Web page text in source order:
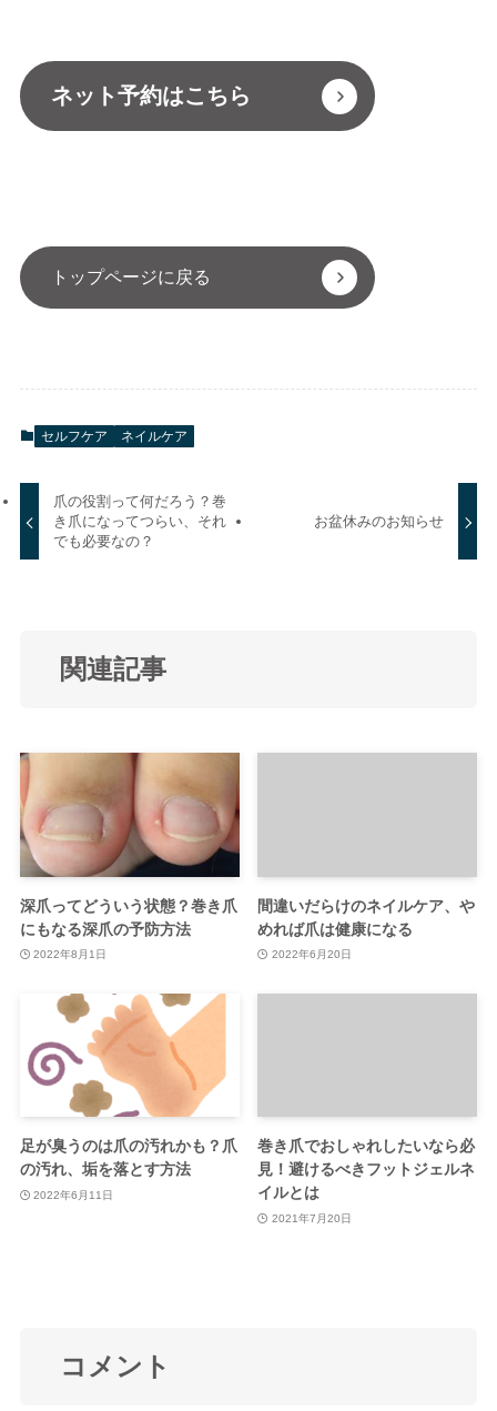
ネット予約はこちら
トップページに戻る
セルフケア ネイルケア
爪の役割って何だろう？巻
き爪になってつらい、それ
でも必要なの？
お盆休みのお知らせ
関連記事
深爪ってどういう状態？巻き爪
にもなる深爪の予防方法
2022年8月1日
間違いだらけのネイルケア、や
めれば爪は健康になる
2022年6月20日
足が臭うのは爪の汚れかも？爪
の汚れ、垢を落とす方法
2022年6月11日
巻き爪でおしゃれしたいなら必
見！避けるべきフットジェルネ
イルとは
2021年7月20日
コメント